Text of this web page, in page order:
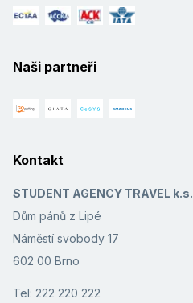
Naši partneři
Kontakt
STUDENT AGENCY TRAVEL k.s.
Dům pánů z Lipé
Náměstí svobody 17
602 00 Brno
Tel: 222 220 222